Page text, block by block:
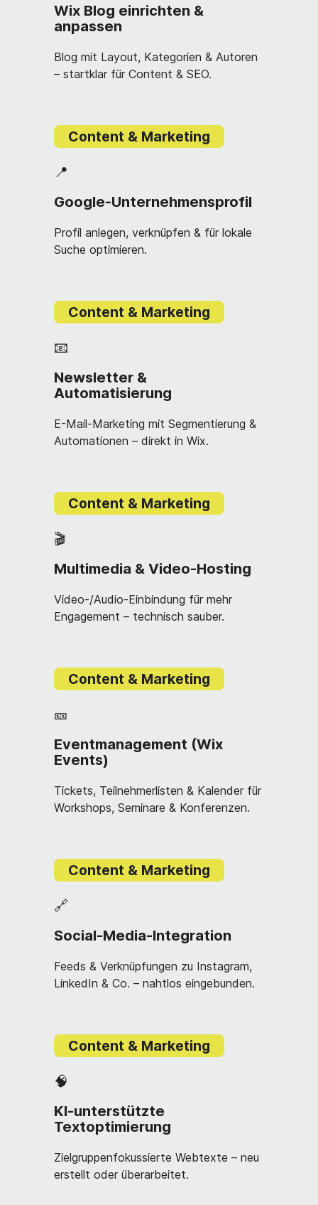
Blog mit Layout, Kategorien & Autoren
– startklar für Content & SEO.
Wix Blog einrichten &
anpassen
Content & Marketing
📍
Profil anlegen, verknüpfen & für lokale
Suche optimieren.
Google-Unternehmensprofil
Content & Marketing
📧
E-Mail-Marketing mit Segmentierung &
Automationen – direkt in Wix.
Newsletter &
Automatisierung
Content & Marketing
🎬
Video-/Audio-Einbindung für mehr
Engagement – technisch sauber.
Multimedia & Video-Hosting
Content & Marketing
🎫
Tickets, Teilnehmerlisten & Kalender für
Workshops, Seminare & Konferenzen.
Eventmanagement (Wix
Events)
Content & Marketing
🔗
Feeds & Verknüpfungen zu Instagram,
LinkedIn & Co. – nahtlos eingebunden.
Social-Media-Integration
Content & Marketing
🧠
Zielgruppenfokussierte Webtexte – neu
erstellt oder überarbeitet.
KI-unterstützte
Textoptimierung